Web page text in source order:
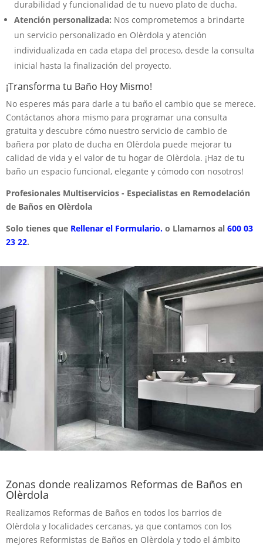
durabilidad y funcionalidad de tu nuevo plato de ducha.
Atención personalizada: Nos comprometemos a brindarte
un servicio personalizado en Olèrdola y atención
individualizada en cada etapa del proceso, desde la consulta
inicial hasta la finalización del proyecto.
¡Transforma tu Baño Hoy Mismo!
No esperes más para darle a tu baño el cambio que se merece.
Contáctanos ahora mismo para programar una consulta
gratuita y descubre cómo nuestro servicio de cambio de
bañera por plato de ducha en Olèrdola puede mejorar tu
calidad de vida y el valor de tu hogar de Olèrdola. ¡Haz de tu
baño un espacio funcional, elegante y cómodo con nosotros!
Profesionales Multiservicios - Especialistas en Remodelación
de Baños en Olèrdola
Solo tienes que Rellenar el Formulario. o Llamarnos al 600 03
23 22.
Zonas donde realizamos Reformas de Baños en
Olèrdola
Realizamos Reformas de Baños en todos los barrios de
Olèrdola y localidades cercanas, ya que contamos con los
mejores Reformistas de Baños en Olèrdola y todo el ámbito